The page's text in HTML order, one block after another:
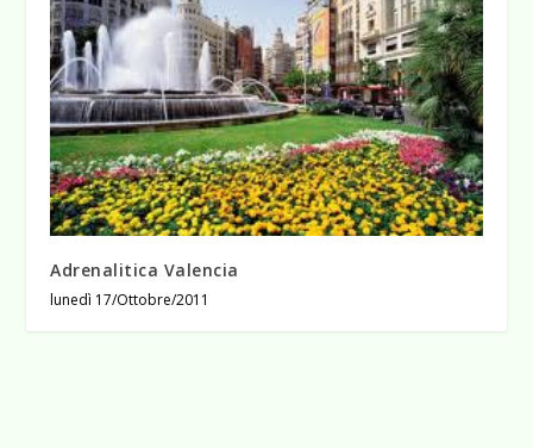
Adrenalitica Valencia
lunedì 17/Ottobre/2011